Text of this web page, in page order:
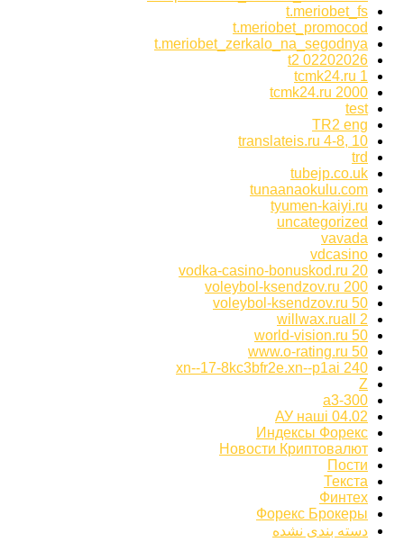
t.meriobet_fs
t.meriobet_promocod
t.meriobet_zerkalo_na_segodnya
t2 02202026
tcmk24.ru 1
tcmk24.ru 2000
test
TR2 eng
translateis.ru 4-8, 10
trd
tubejp.co.uk
tunaanaokulu.com
tyumen-kaiyi.ru
uncategorized
vavada
vdcasino
vodka-casino-bonuskod.ru 20
voleybol-ksendzov.ru 200
voleybol-ksendzov.ru 50
willwax.ruall 2
world-vision.ru 50
www.o-rating.ru 50
xn--17-8kc3bfr2e.xn--p1ai 240
Z
а3-300
АУ наші 04.02
Индексы Форекс
Новости Криптовалют
Пости
Текста
Финтех
Форекс Брокеры
دسته بندی نشده